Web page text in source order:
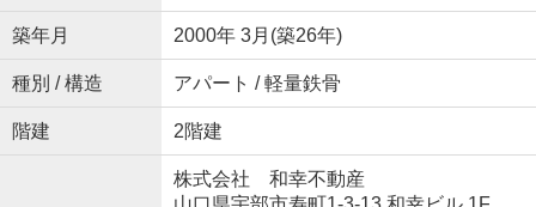
築年月 2000年 3月(築26年)
種別 / 構造 アパート / 軽量鉄骨
階建 2階建
株式会社 和幸不動産